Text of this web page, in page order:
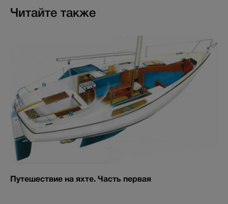
Читайте также
Путешествие на яхте. Часть первая